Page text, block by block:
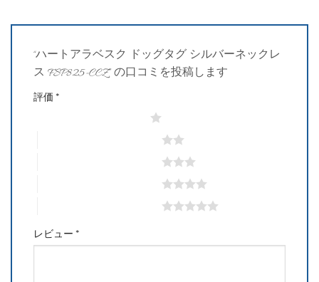
“ハートアラベスク ドッグタグ シルバーネックレ
ス FSP825-CCZ” の口コミを投稿します
評価 *
レビュー *